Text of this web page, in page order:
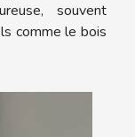
souvent
comme le bois